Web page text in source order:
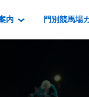
・級別表ダウンロード
内
電話・インターネ
場外発売所
門別競馬場
報
ルメ
ジンギスカン